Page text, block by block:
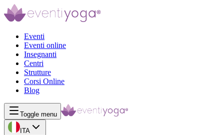
Eventi
Eventi online
Insegnanti
Centri
Strutture
Corsi Online
Blog
Toggle menu
ITA